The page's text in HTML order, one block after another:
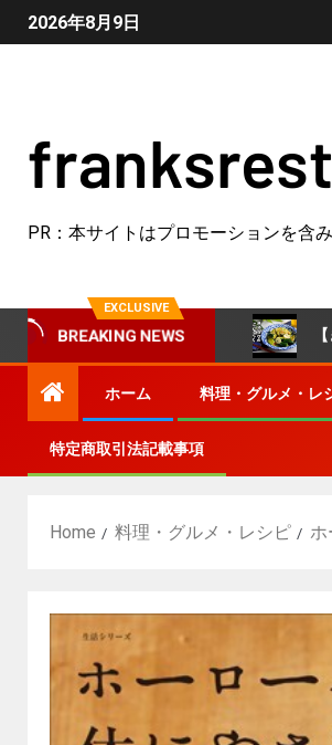
2026年8月9日
PR：本サイトはプロモーションを含
EXCLUSIVE
BREAKING NEWS
つにピッタリ！ 【きゅうりの
ホーム 料理・グルメ・レ
特定商取引法記載事項
Home 料理・グルメ・レシピ